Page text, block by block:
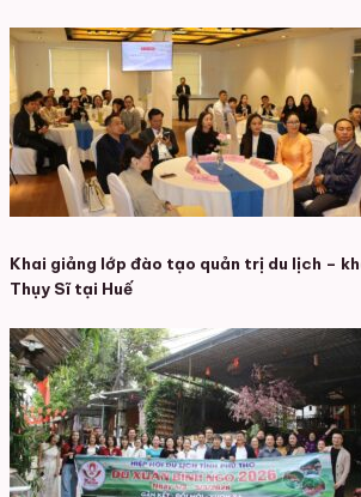
Khai giảng lớp đào tạo quản trị du lịch –
Thụy Sĩ tại Huế